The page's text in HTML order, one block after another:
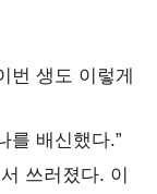
번 생도 이렇게
를 배신했다.”
쓰러졌다. 이